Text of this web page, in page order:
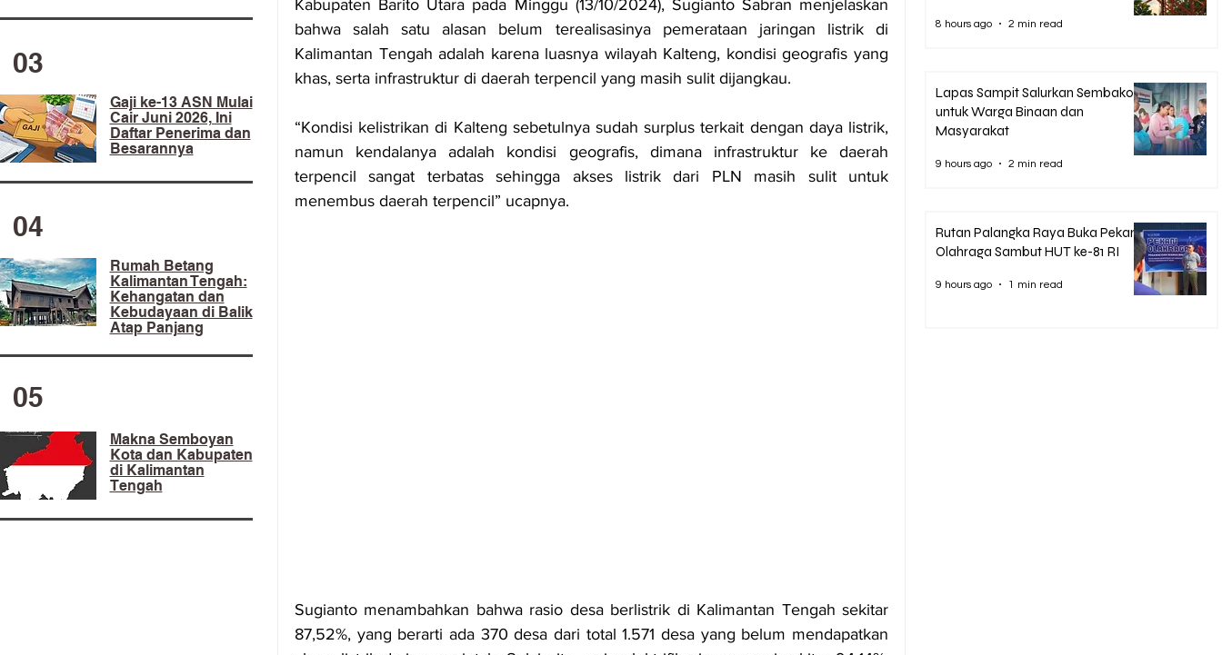
03
Gaji ke-13 ASN Mulai
Cair Juni 2026, Ini
Daftar Penerima dan
Besarannya
04
Rumah Betang
Kalimantan Tengah:
Kehangatan dan
Kebudayaan di Balik
Atap Panjang
05
Makna Semboyan
Kota dan Kabupaten
di Kalimantan
Tengah
Kabupaten Barito Utara pada Minggu (13/10/2024), Sugianto Sabran menjelaskan
bahwa salah satu alasan belum terealisasinya pemerataan jaringan listrik di
Kalimantan Tengah adalah karena luasnya wilayah Kalteng, kondisi geografis yang
khas, serta infrastruktur di daerah terpencil yang masih sulit dijangkau.
“Kondisi kelistrikan di Kalteng sebetulnya sudah surplus terkait dengan daya listrik,
namun kendalanya adalah kondisi geografis, dimana infrastruktur ke daerah
terpencil sangat terbatas sehingga akses listrik dari PLN masih sulit untuk
menembus daerah terpencil” ucapnya.
Sugianto menambahkan bahwa rasio desa berlistrik di Kalimantan Tengah sekitar
87,52%, yang berarti ada 370 desa dari total 1.571 desa yang belum mendapatkan
8 hours ago 2 min read
Lapas Sampit Salurkan Sembako
untuk Warga Binaan dan
Masyarakat
9 hours ago 2 min read
Rutan Palangka Raya Buka Pekan
Olahraga Sambut HUT ke-81 RI
9 hours ago 1 min read